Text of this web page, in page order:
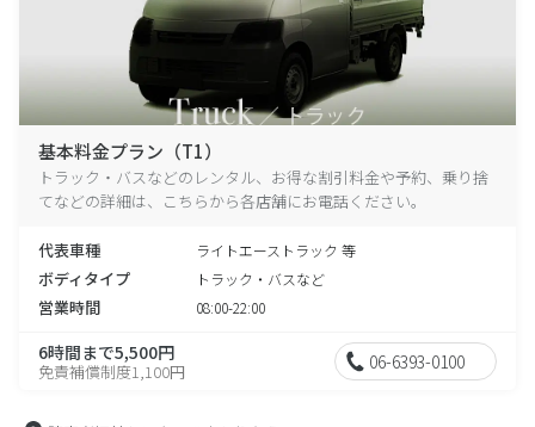
基本料金プラン（T1）
トラック・バスなどのレンタル、お得な割引料金や予約、乗り捨
てなどの詳細は、こちらから各店舗にお電話ください。
代表車種 ライトエーストラック 等
ボディタイプ トラック・バスなど
営業時間 08:00-22:00
6時間まで5,500円
免責補償制度1,100円 06-6393-0100